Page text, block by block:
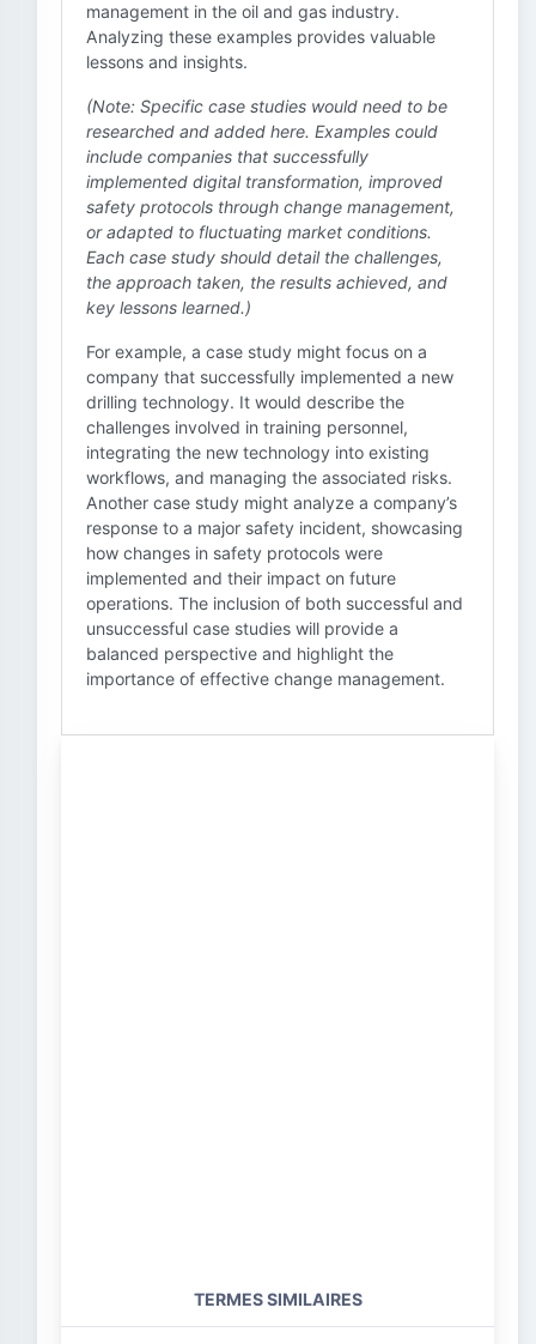
management in the oil and gas industry.
Analyzing these examples provides valuable
lessons and insights.
(Note: Specific case studies would need to be
researched and added here. Examples could
include companies that successfully
implemented digital transformation, improved
safety protocols through change management,
or adapted to fluctuating market conditions.
Each case study should detail the challenges,
the approach taken, the results achieved, and
key lessons learned.)
For example, a case study might focus on a
company that successfully implemented a new
drilling technology. It would describe the
challenges involved in training personnel,
integrating the new technology into existing
workflows, and managing the associated risks.
Another case study might analyze a company’s
response to a major safety incident, showcasing
how changes in safety protocols were
implemented and their impact on future
operations. The inclusion of both successful and
unsuccessful case studies will provide a
balanced perspective and highlight the
importance of effective change management.
TERMES SIMILAIRES